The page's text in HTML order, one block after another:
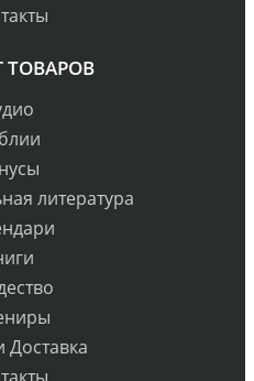
ТОВАРОВ
литература
Доставка